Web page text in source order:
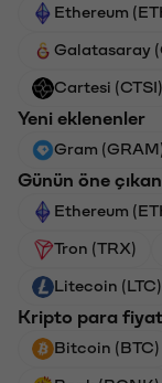
Ethereum
Galatasaray
Cartesi (CTSI)
Yeni eklenenler
Gram
Günün öne
Ethereum
Tron (TRX)
Litecoin (LTC)
Kripto para
Bitcoin (BTC)